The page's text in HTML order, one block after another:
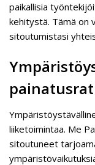
paikallisia
kehitystä. Tämä on
sitoutumistasi
liiketoimintaa. Me
sitoutuneet